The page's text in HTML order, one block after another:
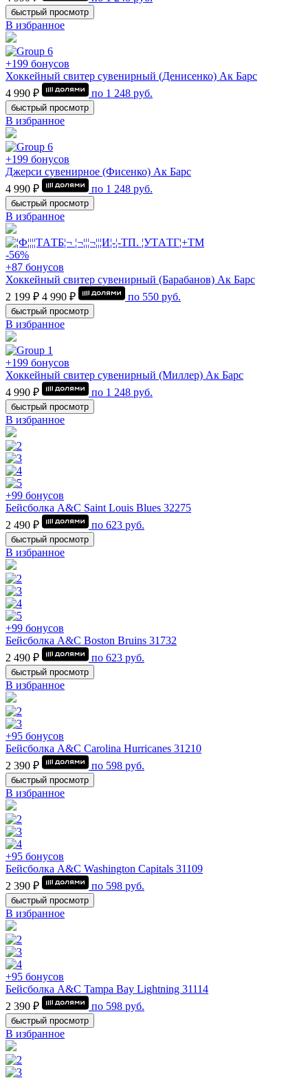
быстрый просмотр
В избранное
+199 бонусов
Хоккейный свитер сувенирный (Денисенко) Ак Барс
4 990 ₽
по 1 248 руб.
быстрый просмотр
В избранное
+199 бонусов
Джерси сувенирное (Фисенко) Ак Барс
4 990 ₽
по 1 248 руб.
быстрый просмотр
В избранное
-56%
+87 бонусов
Хоккейный свитер сувенирный (Барабанов) Ак Барс
2 199 ₽ 4 990 ₽ по 550 руб.
быстрый просмотр
В избранное
+199 бонусов
Хоккейный свитер сувенирный (Миллер) Ак Барс
4 990 ₽
по 1 248 руб.
быстрый просмотр
В избранное
+99 бонусов
Бейсболка A&C Saint Louis Blues 32275
2 490 ₽
по 623 руб.
быстрый просмотр
В избранное
+99 бонусов
Бейсболка A&C Boston Bruins 31732
2 490 ₽
по 623 руб.
быстрый просмотр
В избранное
+95 бонусов
Бейсболка A&C Carolina Hurricanes 31210
2 390 ₽
по 598 руб.
быстрый просмотр
В избранное
+95 бонусов
Бейсболка A&C Washington Capitals 31109
2 390 ₽
по 598 руб.
быстрый просмотр
В избранное
+95 бонусов
Бейсболка A&C Tampa Bay Lightning 31114
2 390 ₽
по 598 руб.
быстрый просмотр
В избранное